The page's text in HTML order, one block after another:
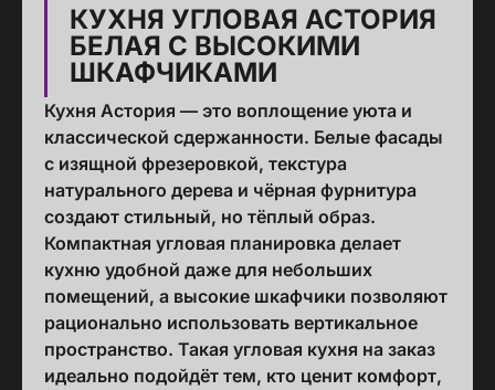
КУХНЯ УГЛОВАЯ АСТОРИЯ
БЕЛАЯ С ВЫСОКИМИ
ШКАФЧИКАМИ
Кухня Астория — это воплощение уюта и
классической сдержанности. Белые фасады
с изящной фрезеровкой, текстура
натурального дерева и чёрная фурнитура
создают стильный, но тёплый образ.
Компактная угловая планировка делает
кухню удобной даже для небольших
помещений, а высокие шкафчики позволяют
рационально использовать вертикальное
пространство. Такая угловая кухня на заказ
идеально подойдёт тем, кто ценит комфорт,